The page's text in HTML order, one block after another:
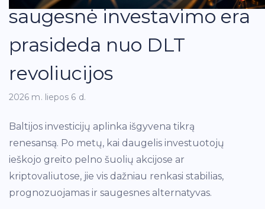
saugesnė investavimo era
prasideda nuo DLT
revoliucijos
2026 m. liepos 6 d.
Baltijos investicijų aplinka išgyvena tikrą
renesansą. Po metų, kai daugelis investuotojų
ieškojo greito pelno šuolių akcijose ar
kriptovaliutose, jie vis dažniau renkasi stabilias,
prognozuojamas ir saugesnes alternatyvas.